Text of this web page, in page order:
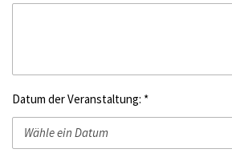
Datum der Veranstaltung: *